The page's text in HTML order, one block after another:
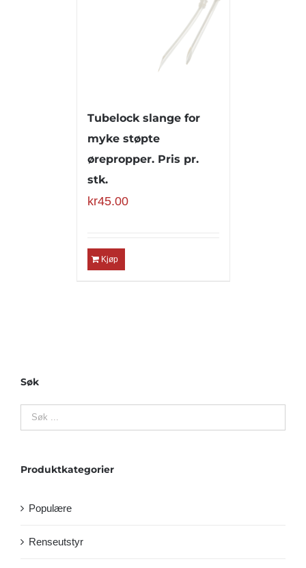
Tubelock slange for
myke støpte
ørepropper. Pris pr.
stk.
kr45.00
Kjøp
Søk
Produktkategorier
Populære
Renseutstyr